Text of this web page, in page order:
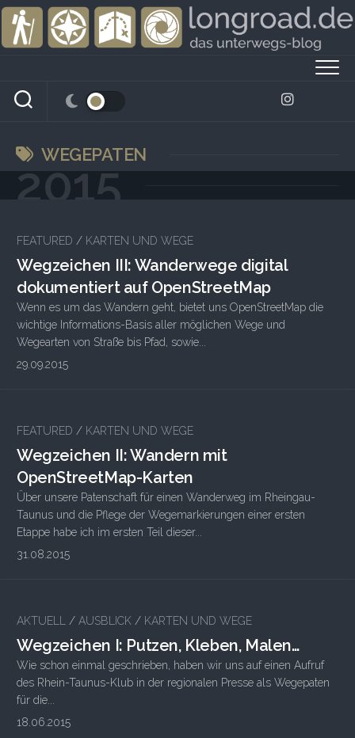
Skip
content
WEGEPATEN
2015
FEATURED / KARTEN UND WEGE
Wegzeichen III: Wanderwege digital
dokumentiert auf OpenStreetMap
Wenn es um das Wandern geht, bietet uns OpenStreetMap die
wichtige Informations-Basis aller möglichen Wege und
Wegearten von Straße bis Pfad, sowie...
29.09.2015
FEATURED / KARTEN UND WEGE
Wegzeichen II: Wandern mit
OpenStreetMap-Karten
Über unsere Patenschaft für einen Wanderweg im Rheingau-
Taunus und die Pflege der Wegemarkierungen einer ersten
Etappe habe ich im ersten Teil dieser...
31.08.2015
AKTUELL / AUSBLICK / KARTEN UND WEGE
Wegzeichen I: Putzen, Kleben, Malen…
Wie schon einmal geschrieben, haben wir uns auf einen Aufruf
des Rhein-Taunus-Klub in der regionalen Presse als Wegepaten
für die...
18.06.2015